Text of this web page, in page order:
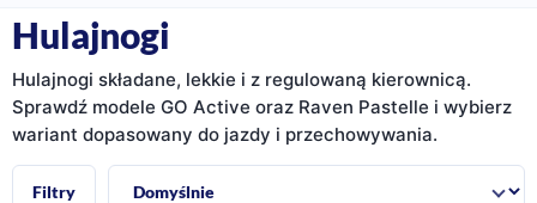
Hulajnogi
Hulajnogi składane, lekkie i z regulowaną kierownicą.
Sprawdź modele GO Active oraz Raven Pastelle i wybierz
wariant dopasowany do jazdy i przechowywania.
Filtry
Sortuj: